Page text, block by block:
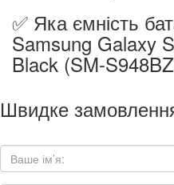
✅ Яка ємність
Samsung Galaxy
Black (SM-
Швидке